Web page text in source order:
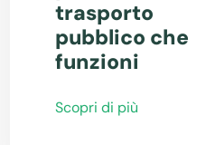
trasporto
pubblico che
funzioni
Scopri di più